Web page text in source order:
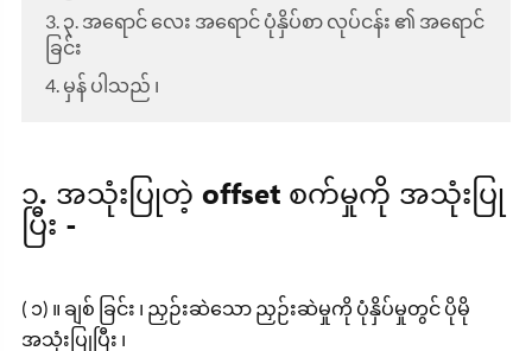
3. ၃. အရောင် လေး အရောင် ပုံနှိပ်စာ လုပ်ငန်း ၏ အရောင်
ခြင်း
4. မှန် ပါသည် ၊
၁. အသုံးပြုတဲ့ offset စက်မှုကို အသုံးပြု
ပြီး -
( ၁) ။ ချစ် ခြင်း ၊ ညှဉ်းဆဲသော ညှဉ်းဆဲမှုကို ပုံနှိပ်မှုတွင် ပိုမို
အသုံးပြုပြီး ၊